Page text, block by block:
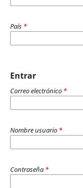
País *
Entrar
Correo electrónico *
Nombre usuario *
Contraseña *